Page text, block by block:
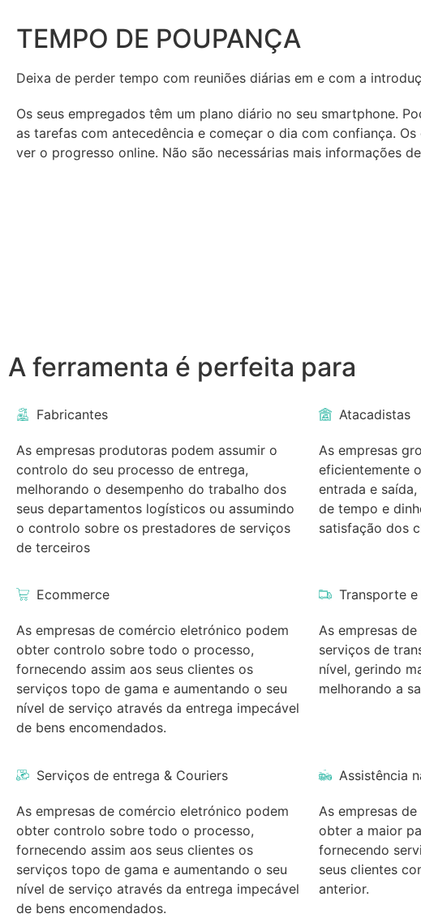
TEMPO DE POUPANÇA
Deixa de perder tempo com reuniões diárias em e com a
Os seus empregados têm um plano diário no seu smartphone.
as tarefas com antecedência e começar o dia com confiança.
ver o progresso online. Não são necessárias mais informações
A ferramenta é perfeita para
Fabricantes
As empresas produtoras podem assumir o
controlo do seu processo de entrega,
melhorando o desempenho do trabalho dos
seus departamentos logísticos ou assumindo
o controlo sobre os prestadores de serviços
de terceiros
Atacadistas
As empresas
eficientemente
entrada e
de tempo e
satisfação dos
Ecommerce
As empresas de comércio eletrónico podem
obter controlo sobre todo o processo,
fornecendo assim aos seus clientes os
serviços topo de gama e aumentando o seu
nível de serviço através da entrega impecável
de bens encomendados.
Transporte
As empresas
serviços de
nível, gerindo
melhorando a
Serviços de entrega & Couriers
As empresas de comércio eletrónico podem
obter controlo sobre todo o processo,
fornecendo assim aos seus clientes os
serviços topo de gama e aumentando o seu
nível de serviço através da entrega impecável
de bens encomendados.
Assistência
As empresas
obter a maior
fornecendo
seus clientes
anterior.